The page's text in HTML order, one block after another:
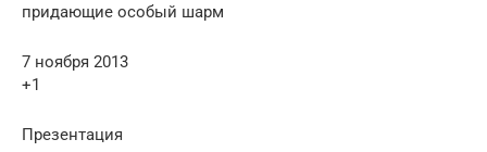
придающие особый шарм
7 ноября 2013
+1
Презентация